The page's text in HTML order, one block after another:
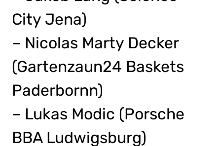
City Jena)
– Nicolas Marty Decker
(Gartenzaun24 Baskets
Paderbornn)
– Lukas Modic (Porsche
BBA Ludwigsburg)